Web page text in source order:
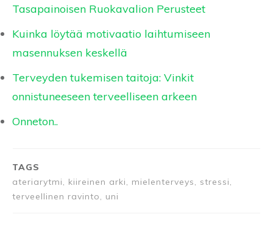
Tasapainoisen Ruokavalion Perusteet
Kuinka löytää motivaatio laihtumiseen
masennuksen keskellä
Terveyden tukemisen taitoja: Vinkit
onnistuneeseen terveelliseen arkeen
Onneton..
TAGS
ateriarytmi, kiireinen arki, mielenterveys, stressi,
terveellinen ravinto, uni